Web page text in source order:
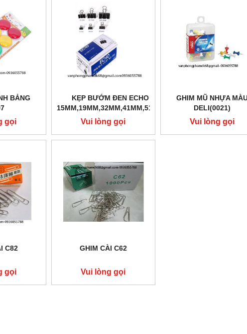
BẢNG
gọi
KẸP BƯỚM ĐEN ECHO
15MM,19MM,32MM,41MM,51MM
Vui lòng gọi
GHIM MŨ NHỰA
DELI(0021)
Vui lòng gọi
C82
gọi
GHIM CÀI C62
Vui lòng gọi